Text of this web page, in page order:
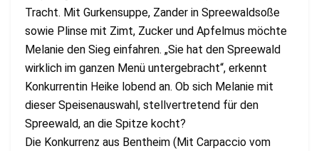
Tracht. Mit Gurkensuppe, Zander in Spreewaldsoße
sowie Plinse mit Zimt, Zucker und Apfelmus möchte
Melanie den Sieg einfahren. „Sie hat den Spreewald
wirklich im ganzen Menü untergebracht“, erkennt
Konkurrentin Heike lobend an. Ob sich Melanie mit
dieser Speisenauswahl, stellvertretend für den
Spreewald, an die Spitze kocht?
Die Konkurrenz aus Bentheim (Mit Carpaccio vom